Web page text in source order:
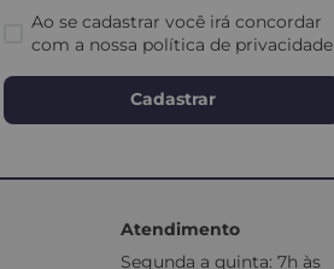
Ao se cadastrar você irá concordar
com a nossa política de privacidade
Cadastrar
Atendimento
Segunda a quinta: 7h às